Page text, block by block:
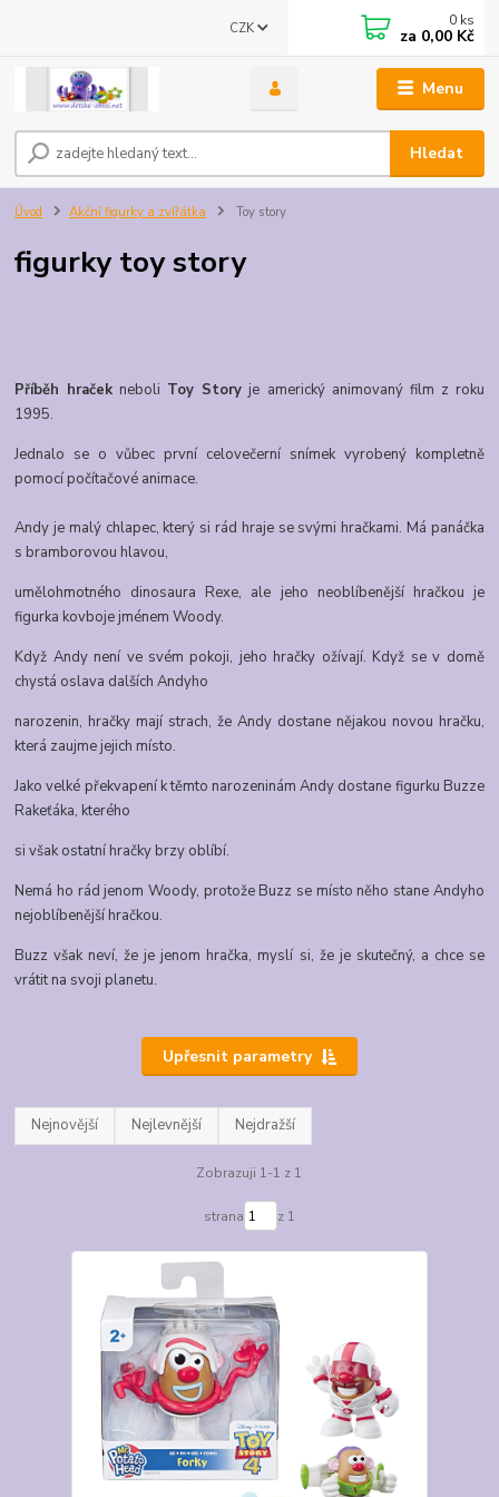
Menu
CZK
Hledat
0 ks
za 0,00 Kč
Úvod Akční figurky a zvířátka Toy story
figurky toy story
Příběh hraček neboli Toy Story je americký animovaný film z roku
1995.
Jednalo se o vůbec první celovečerní snímek vyrobený kompletně
pomocí počítačové animace.
Andy je malý chlapec, který si rád hraje se svými hračkami. Má panáčka
s bramborovou hlavou,
umělohmotného dinosaura Rexe, ale jeho neoblíbenější hračkou je
figurka kovboje jménem Woody.
Když Andy není ve svém pokoji, jeho hračky ožívají. Když se v domě
chystá oslava dalších Andyho
narozenin, hračky mají strach, že Andy dostane nějakou novou hračku,
která zaujme jejich místo.
Jako velké překvapení k těmto narozeninám Andy dostane figurku Buzze
Rakeťáka, kterého
si však ostatníhračky brzy oblíbí.
Nemá ho rád jenom Woody, protože Buzz se místo něho stane Andyho
nejoblíbenější hračkou.
Buzz však neví, že je jenom hračka, myslí si, že je skutečný, a chce se
vrátit na svoji planetu.
Upřesnit parametry
Nejnovější Nejlevnější Nejdražší
Zobrazuji 1-1 z 1
strana z 1